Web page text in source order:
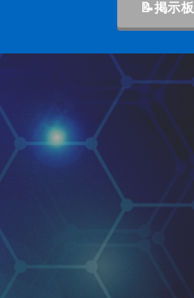
📝掲示